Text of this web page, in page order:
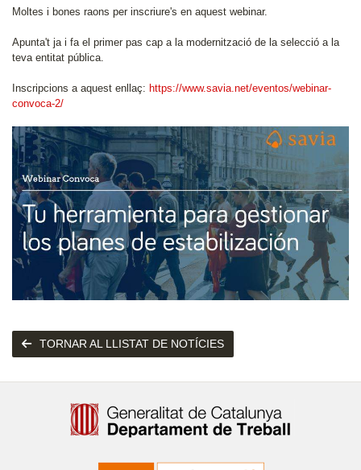
Moltes i bones raons per inscriure's en aquest webinar.
Apunta't ja i fa el primer pas cap a la modernització de la selecció a la
teva entitat pública.
Inscripcions a aquest enllaç: https://www.savia.net/eventos/webinar-
convoca-2/
TORNAR AL LLISTAT DE NOTÍCIES